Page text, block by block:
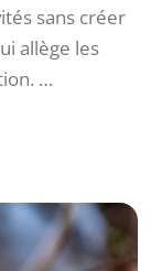
sans créer
allège les
…